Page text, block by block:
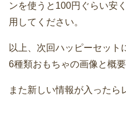
ンを使うと100円ぐらい安
用してください。
以上、次回ハッピーセット
6種類おもちゃの画像と概
また新しい情報が入ったら